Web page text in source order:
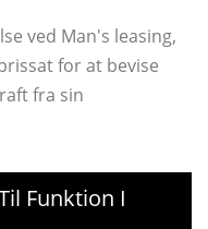
ved Man's leasing,
for at bevise
fra sin
Funktion I